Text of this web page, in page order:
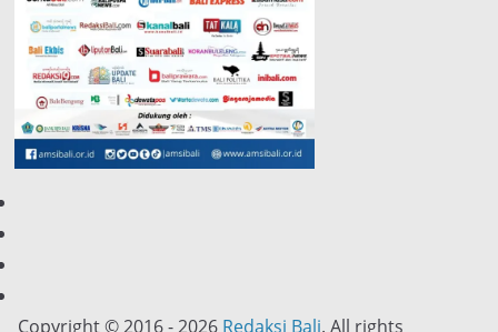
Copyright © 2016 - 2026 Redaksi Bali. All rights